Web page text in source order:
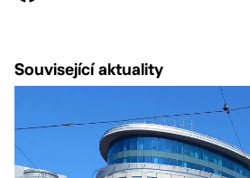
Související aktuality